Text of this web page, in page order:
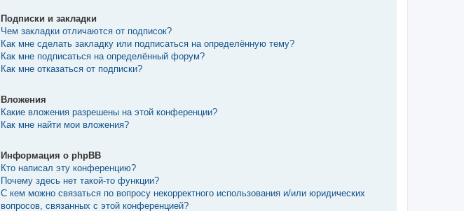
Подписки и закладки
Чем закладки отличаются от подписок?
Как мне сделать закладку или подписаться на определённую тему?
Как мне подписаться на определённый форум?
Как мне отказаться от подписки?
Вложения
Какие вложения разрешены на этой конференции?
Как мне найти мои вложения?
Информация о phpBB
Кто написал эту конференцию?
Почему здесь нет такой-то функции?
С кем можно связаться по вопросу некорректного использования и/или юридических
вопросов, связанных с этой конференцией?